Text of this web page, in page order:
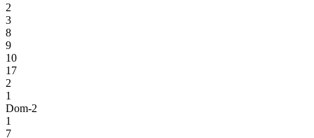
2
3
8
9
10
17
2
1
Dom-2
1
7